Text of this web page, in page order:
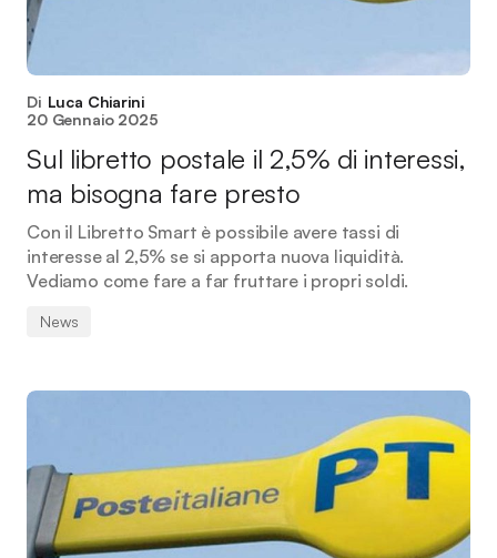
Di Luca Chiarini
20 Gennaio 2025
Sul libretto postale il 2,5% di interessi,
ma bisogna fare presto
Con il Libretto Smart è possibile avere tassi di
interesse al 2,5% se si apporta nuova liquidità.
Vediamo come fare a far fruttare i propri soldi.
News